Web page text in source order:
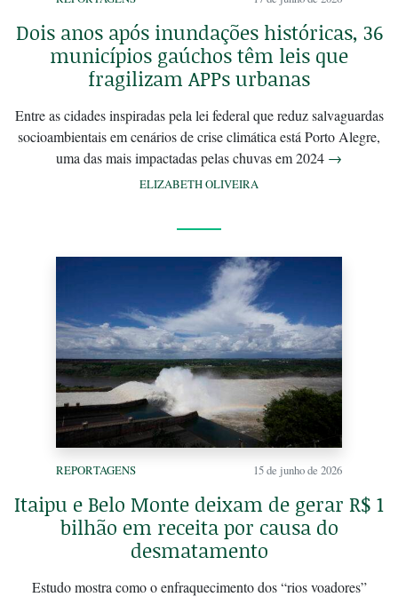
Dois anos após inundações históricas, 36
municípios gaúchos têm leis que
fragilizam APPs urbanas
Entre as cidades inspiradas pela lei federal que reduz salvaguardas
socioambientais em cenários de crise climática está Porto Alegre,
uma das mais impactadas pelas chuvas em 2024 →
ELIZABETH OLIVEIRA
REPORTAGENS 15 de junho de 2026
Itaipu e Belo Monte deixam de gerar R$ 1
bilhão em receita por causa do
desmatamento
Estudo mostra como o enfraquecimento dos “rios voadores”